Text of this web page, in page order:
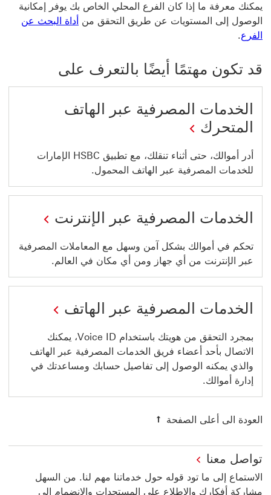
يمكنك معرفة ما إذا كان الفرع المحلي الخاص بك يوفر إمكانية
الوصول إلى المستويات عن طريق التحقق من أداة البحث عن
الفرع.
قد تكون مهتمًا أيضًا بالتعرف على
الخدمات المصرفية عبر الهاتف
المتحرك
أدر أموالك، حتى أثناء تنقلك، مع تطبيق HSBC الإمارات
للخدمات المصرفية عبر الهاتف المحمول.
الخدمات المصرفية عبر الإنترنت
تحكم في أموالك بشكل آمن وسهل مع المعاملات المصرفية
عبر الإنترنت من أي جهاز ومن أي مكان في العالم.‬
الخدمات المصرفية عبر الهاتف
بمجرد التحقق من هويتك باستخدام Voice ID، يمكنك
الاتصال بأحد أعضاء فريق الخدمات المصرفية عبر الهاتف
والذي يمكنه الوصول إلى تفاصيل حسابك ومساعدتك في
إدارة أموالك.
العودة الى أعلى الصفحة
تواصل معنا
الاستماع إلى ما تود قوله حول خدماتنا مهم لنا. من السهل
مشاركة أفكارك والاطلاع على المستجدات والانضمام إلى